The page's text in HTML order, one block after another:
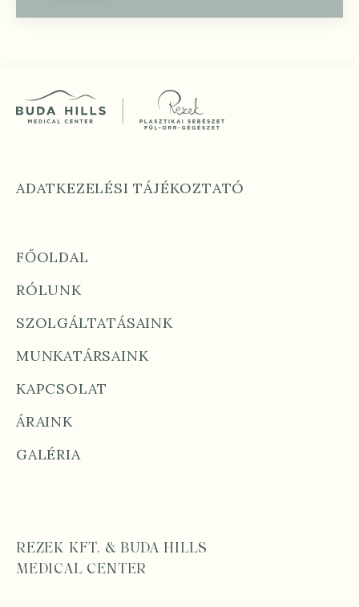
ADATKEZELÉSI TÁJÉKOZTATÓ
FŐOLDAL
RÓLUNK
SZOLGÁLTATÁSAINK
MUNKATÁRSAINK
KAPCSOLAT
ÁRAINK
GALÉRIA
REZEK KFT. & BUDA HILLS
MEDICAL CENTER